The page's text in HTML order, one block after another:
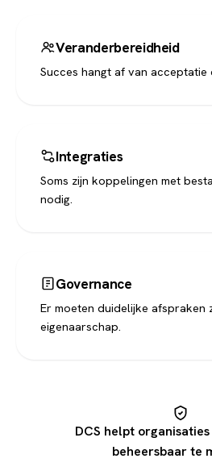
Veranderbereidheid
Succes hangt af van
Integraties
Soms zijn koppelingen met
nodig.
Governance
Er moeten duidelijke afspraken
eigenaarschap.
DCS helpt
beheersbaar te